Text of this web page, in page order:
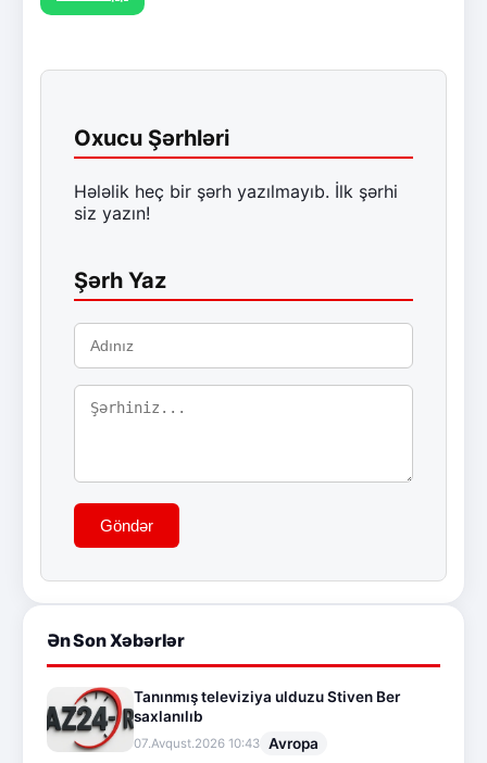
Oxucu Şərhləri
Hələlik heç bir şərh yazılmayıb. İlk şərhi
siz yazın!
Şərh Yaz
Göndər
Ən Son Xəbərlər
Tanınmış televiziya ulduzu Stiven Ber
saxlanılıb
07.Avqust.2026 10:43 Avropa